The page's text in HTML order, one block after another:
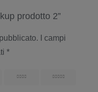
prodotto 2”
I campi
*